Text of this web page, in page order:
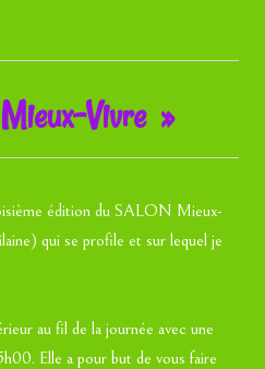
Vivre »
édition du SALON Mieux-
qui se profile et sur lequel je
au fil de la journée avec une
Elle a pour but de vous faire